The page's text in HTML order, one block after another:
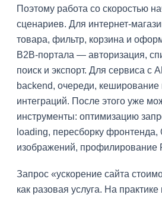
Поэтому работа со скоростью
сценариев. Для интернет-
товара, фильтр, корзина и
B2B-портала — авторизация,
поиск и экспорт. Для сервиса с
backend, очереди, кеширование
интеграций. После этого уже
инструменты: оптимизацию
loading, пересборку фронтенда,
изображений, профилирование
Запрос «ускорение сайта
как разовая услуга. На